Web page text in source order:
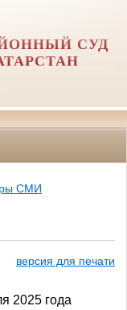
СУД
СМИ
версия для печати
2025 года